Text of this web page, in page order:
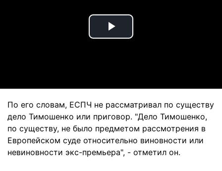
Play
По его словам, ЕСПЧ не рассматривал по существу
дело Тимошенко или приговор. "Дело Тимошенко,
по существу, не было предметом рассмотрения в
Европейском суде относительно виновности или
невиновности экс-премьера", - отметил он.